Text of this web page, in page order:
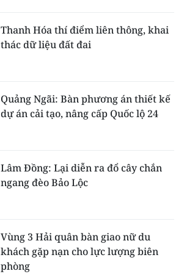
Thanh Hóa thí điểm liên thông, khai
thác dữ liệu đất đai
Quảng Ngãi: Bàn phương án thiết kế
dự án cải tạo, nâng cấp Quốc lộ 24
Lâm Đồng: Lại diễn ra đổ cây chắn
ngang đèo Bảo Lộc
Vùng 3 Hải quân bàn giao nữ du
khách gặp nạn cho lực lượng biên
phòng